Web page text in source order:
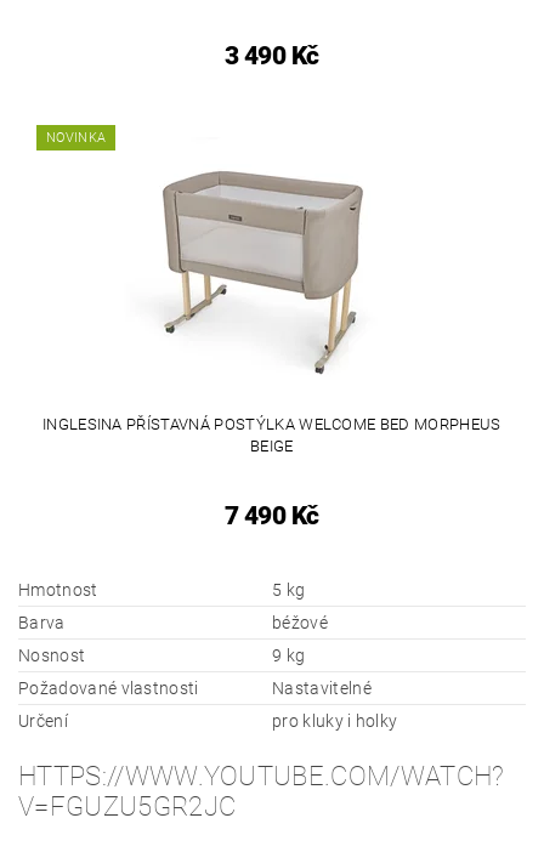
3 490 Kč
NOVINKA
INGLESINA PŘÍSTAVNÁ POSTÝLKA WELCOME BED MORPHEUS
BEIGE
7 490 Kč
Hmotnost
5 kg
Barva
béžové
Nosnost
9 kg
Požadované vlastnosti
Nastavitelné
Určení
pro kluky i holky
HTTPS://WWW.YOUTUBE.COM/WATCH?
V=FGUZU5GR2JC